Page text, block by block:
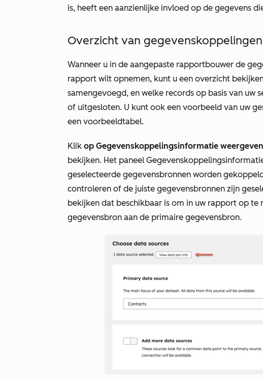
is, heeft een aanzienlijke invloed op de gegevens
Overzicht van gegevenskoppelingen
Wanneer u in de aangepaste rapportbouwer de
rapport wilt opnemen, kunt u een overzicht
samengevoegd, en welke records op basis van uw
of uitgesloten. U kunt ook een voorbeeld van uw
een voorbeeldtabel.
Klik op Gegevenskoppelingsinformatie weergeven
bekijken. Het paneel
geselecteerde gegevensbronnen worden
controleren of de juiste gegevensbronnen zijn
bekijken dat beschikbaar is om in uw rapport op te
gegevensbron aan de primaire gegevensbron.